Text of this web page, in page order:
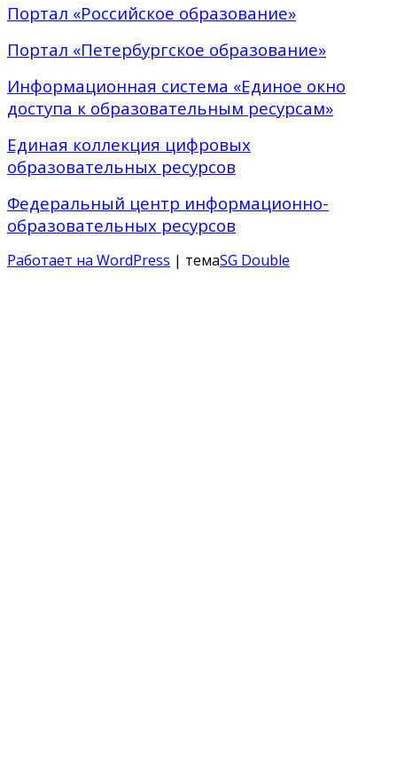
Портал «Российское образование»
Портал «Петербургское образование»
Информационная система «Единое окно
доступа к образовательным ресурсам»
Единая коллекция цифровых
образовательных ресурсов
Федеральный центр информационно-
образовательных ресурсов
Работает на WordPress | темаSG Double